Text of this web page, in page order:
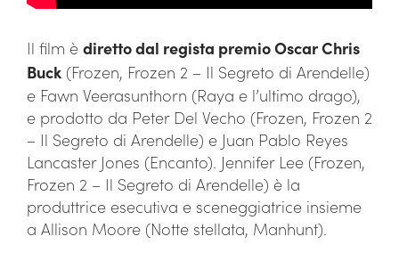
Il film è diretto dal regista premio Oscar Chris
Buck(Frozen, Frozen 2 – Il Segreto di Arendelle)
e Fawn Veerasunthorn (Raya e l’ultimo drago),
e prodotto da Peter Del Vecho (Frozen, Frozen 2
– Il Segreto di Arendelle) e Juan Pablo Reyes
Lancaster Jones (Encanto). Jennifer Lee (Frozen,
Frozen 2 – Il Segreto di Arendelle) è la
produttrice esecutiva e sceneggiatrice insieme
a Allison Moore (Notte stellata, Manhunt).